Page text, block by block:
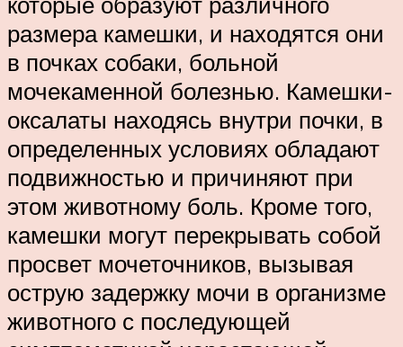
размера камешки, и находятся они
в почках собаки, больной
мочекаменной болезнью. Камешки-
оксалаты находясь внутри почки, в
определенных условиях обладают
подвижностью и причиняют при
этом животному боль. Кроме того,
камешки могут перекрывать собой
просвет мочеточников, вызывая
острую задержку мочи в организме
животного с последующей